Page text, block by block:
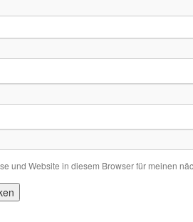
und Website in diesem Browser für meinen